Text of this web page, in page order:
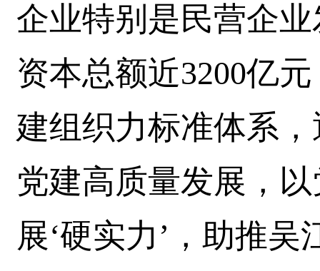
企业特别是民营企
资本总额近3200亿
建组织力标准体系
党建高质量发展，
展‘硬实力’，助推